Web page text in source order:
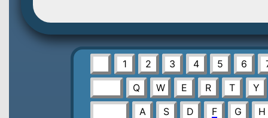
1 2 3 4 5 6
Q
W E R T
Y
A
S D F G
H